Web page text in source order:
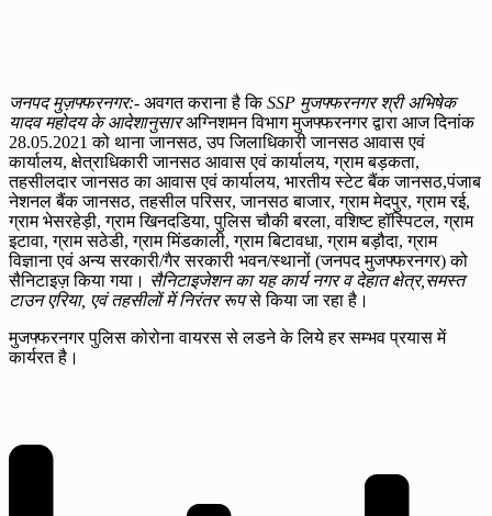
जनपद मुज़फ्फरनगर:- अवगत कराना है किSSP मुजफ्फरनगर श्री अभिषेक
यादव महोदय के आदेशानुसारअग्निशमन विभाग मुजफ्फरनगर द्वारा आज दिनांक
28.05.2021 को थाना जानसठ, उप जिलाधिकारी जानसठ आवास एवं
कार्यालय, क्षेत्राधिकारी जानसठ आवास एवं कार्यालय, ग्राम बड़कता,
तहसीलदार जानसठ का आवास एवं कार्यालय, भारतीय स्टेट बैंक जानसठ,पंजाब
नेशनल बैंक जानसठ, तहसील परिसर, जानसठ बाजार, ग्राम मेदपुर, ग्राम रई,
ग्राम भेसरहेड़ी, ग्राम खिनदडिया, पुलिस चौकी बरला, वशिष्ट हॉस्पिटल, ग्राम
इटावा, ग्राम सठेडी, ग्राम मिंडकाली, ग्राम बिटावधा, ग्राम बड़ौदा, ग्राम
विज्ञाना एवं अन्य सरकारी/गैर सरकारी भवन/स्थानों (जनपद मुजफ्फरनगर) को
सैनिटाइज़ किया गया। सैनिटाइजेशन का यह कार्य नगर व देहात क्षेत्र,समस्त
टाउन एरिया, एवं तहसीलों में निरंतर रूपसे किया जा रहा है।
मुजफ्फरनगर पुलिस कोरोना वायरस से लडने के लिये हर सम्भव प्रयास में
कार्यरत है।